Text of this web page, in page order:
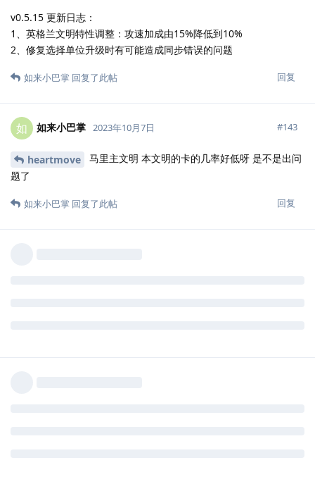
v0.5.15 更新日志：
1、英格兰文明特性调整：攻速加成由15%降低到10%
2、修复选择单位升级时有可能造成同步错误的问题
回复
如来小巴掌 回复了此帖
如 如来小巴掌 2023年10月7日 #143
heartmove
马里主文明 本文明的卡的几率好低呀 是不是出问
题了
回复
如来小巴掌 回复了此帖